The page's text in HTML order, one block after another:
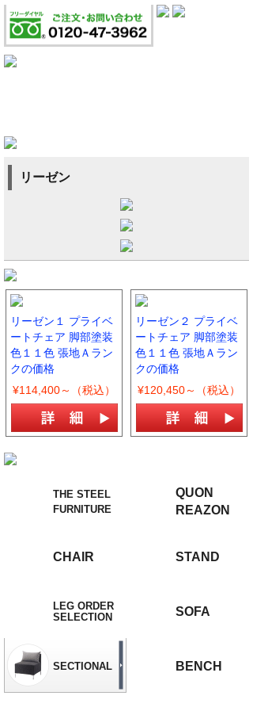
リーゼン
リーゼン１ プライベ
ートチェア 脚部塗装
色１１色 張地Ａラン
クの価格
¥114,400～（税込）
リーゼン２ プライベ
ートチェア 脚部塗装
色１１色 張地Ａラン
クの価格
¥120,450～（税込）
THE STEEL
FURNITURE
QUON
REAZON
CHAIR STAND
LEG ORDER
SELECTION
SOFA
SECTIONAL BENCH